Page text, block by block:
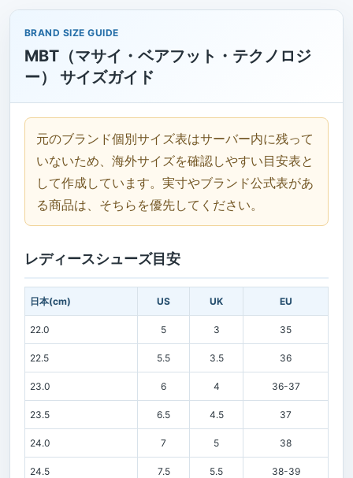
BRAND SIZE GUIDE
MBT（マサイ・ベアフット・テクノロジ
ー） サイズガイド
元のブランド個別サイズ表はサーバー内に残って
いないため、海外サイズを確認しやすい目安表と
して作成しています。実寸やブランド公式表があ
る商品は、そちらを優先してください。
レディースシューズ目安
日本(cm) US UK EU
22.0 5 3 35
22.5 5.5 3.5 36
23.0 6 4 36-37
23.5 6.5 4.5 37
24.0 7 5 38
24.5 7.5 5.5 38-39